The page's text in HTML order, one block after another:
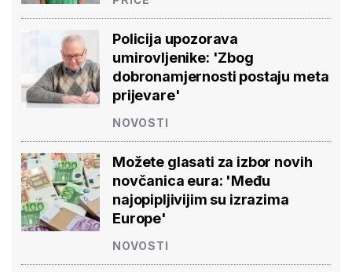
Policija upozorava
umirovljenike: 'Zbog
dobronamjernosti postaju meta
prijevare'
NOVOSTI
Možete glasati za izbor novih
novčanica eura: 'Među
najopipljivijim su izrazima
Europe'
NOVOSTI